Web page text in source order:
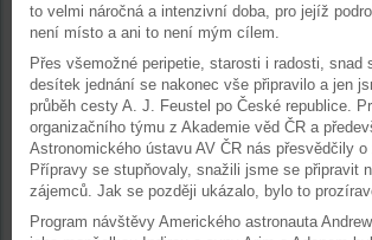
to velmi náročná a intenzivní doba, pro jejíž
není místo a ani to není mým cílem.
Přes všemožné peripetie, starosti i radosti, snad
desítek jednání se nakonec vše připravilo a jen
průběh cesty A. J. Feustel po České republice.
organizačního týmu z Akademie věd ČR a
Astronomického ústavu AV ČR nás přesvědčily
Přípravy se stupňovaly, snažili jsme se připravit
zájemců. Jak se později ukázalo, bylo to
Program návštěvy Amerického astronauta